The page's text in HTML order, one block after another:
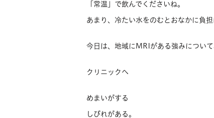
「常温」で飲んでくださいね。
あまり、冷たい水をのむとおなかに負担
今日は、地域にMRIがある強みについ
クリニックへ
めまいがする
しびれがある。